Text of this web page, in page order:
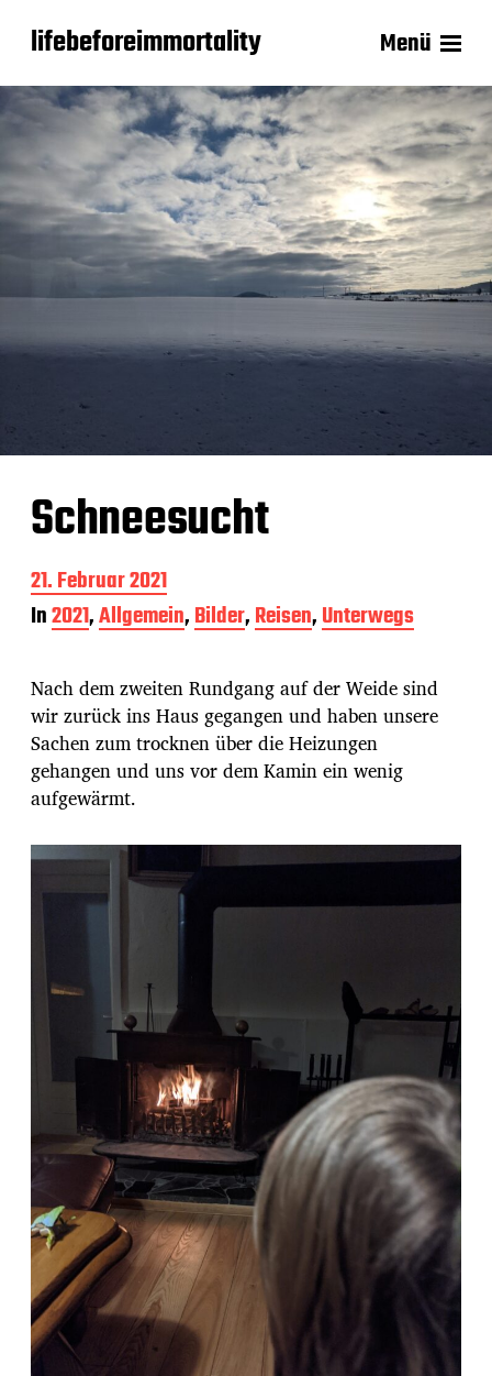
lifebeforeimmortality Menü
Schneesucht
B
e
i
a
g
s
d
a
t
m
21. Februar 2021
In2021,Allgemein,Bilder,Reisen,Unterwegs
Nach dem zweiten Rundgang auf der Weide sind
wir zurück ins Haus gegangen und haben unsere
Sachen zum trocknen über die Heizungen
gehangen und uns vor dem Kamin ein wenig
aufgewärmt.